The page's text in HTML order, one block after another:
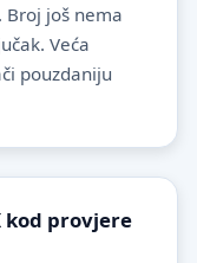
Broj još nema
Veća
pouzdaniju
kod provjere